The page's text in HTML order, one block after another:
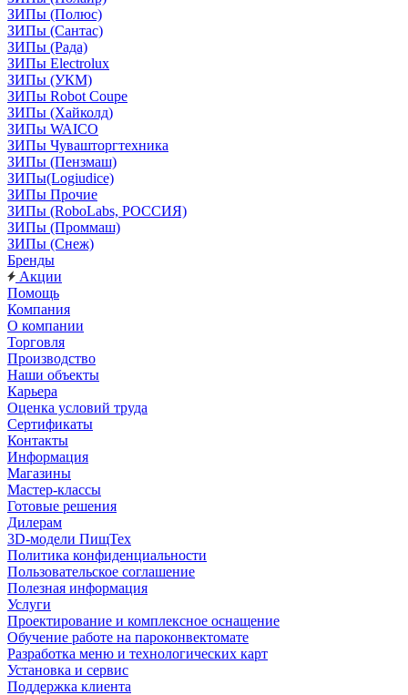
ЗИПы (Полюс)
ЗИПы (Сантас)
ЗИПы (Рада)
ЗИПы Electrolux
ЗИПы (УКМ)
ЗИПы Robot Coupe
ЗИПы (Хайколд)
ЗИПы WAICO
ЗИПы Чувашторгтехника
ЗИПы (Пензмаш)
ЗИПы(Logiudice)
ЗИПы Прочие
ЗИПы (RoboLabs, РОССИЯ)
ЗИПы (Проммаш)
ЗИПы (Снеж)
Бренды
Акции
Помощь
Компания
О компании
Торговля
Производство
Наши объекты
Карьера
Оценка условий труда
Сертификаты
Контакты
Информация
Магазины
Мастер-классы
Готовые решения
Дилерам
3D-модели ПищТех
Политика конфиденциальности
Пользовательское соглашение
Полезная информация
Услуги
Проектирование и комплексное оснащение
Обучение работе на пароконвектомате
Разработка меню и технологических карт
Установка и сервис
Поддержка клиента